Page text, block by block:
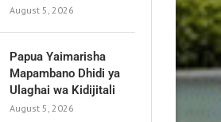
August 5, 2026
Papua Yaimarisha
Mapambano Dhidi ya
Ulaghai wa Kidijitali
August 5, 2026